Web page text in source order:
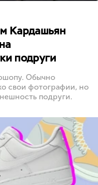
Кардашьян
подруги
Обычно
свои фотографии, но
подруги.